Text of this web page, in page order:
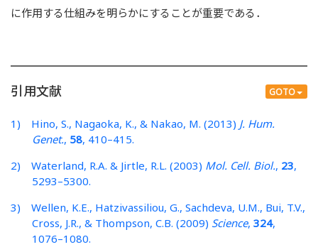
に作用する仕組みを明らかにすることが重要である．
GOTO
引用文献
1) Hino, S., Nagaoka, K., & Nakao, M. (2013) J. Hum.
Genet., 58, 410–415.
2) Waterland, R.A. & Jirtle, R.L. (2003) Mol. Cell. Biol., 23,
5293–5300.
3) Wellen, K.E., Hatzivassiliou, G., Sachdeva, U.M., Bui, T.V.,
Cross, J.R., & Thompson, C.B. (2009) Science, 324,
1076–1080.